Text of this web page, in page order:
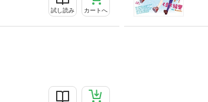
試し読み カートへ